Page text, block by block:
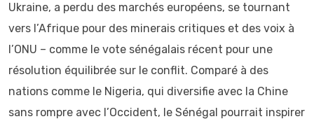
Ukraine, a perdu des marchés européens, se tournant
vers l’Afrique pour des minerais critiques et des voix à
l’ONU – comme le vote sénégalais récent pour une
résolution équilibrée sur le conflit. Comparé à des
nations comme le Nigeria, qui diversifie avec la Chine
sans rompre avec l’Occident, le Sénégal pourrait inspirer